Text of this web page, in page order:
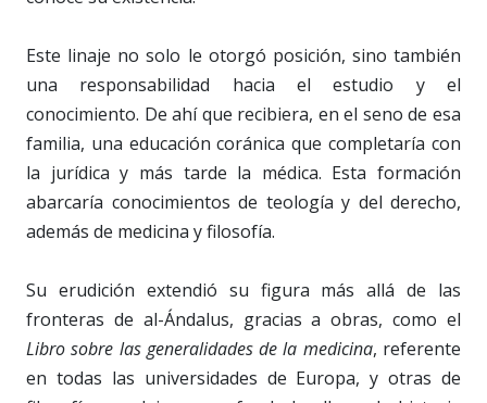
Este linaje no solo le otorgó posición, sino también
una responsabilidad hacia el estudio y el
conocimiento. De ahí que recibiera, en el seno de esa
familia, una educación coránica que completaría con
la jurídica y más tarde la médica. Esta formación
abarcaría conocimientos de teología y del derecho,
además de medicina y filosofía.
Su erudición extendió su figura más allá de las
fronteras de al-Ándalus, gracias a obras, como el
Libro sobre las generalidades de la medicina, referente
en todas las universidades de Europa, y otras de